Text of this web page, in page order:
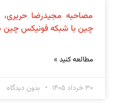
مصاحبه مجیدرضا حریری،
چین با شبکه فونیکس
مطالعه کنید »
۳۰ خرداد ۱۴۰۵ بدون دیدگاه